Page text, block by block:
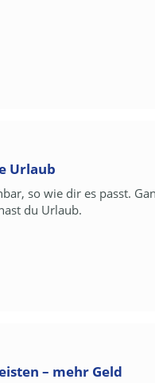
Urlaub
so wie dir es passt.
du Urlaub.
– mehr Geld